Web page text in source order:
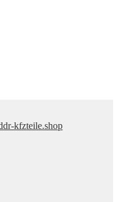
kfzteile.shop